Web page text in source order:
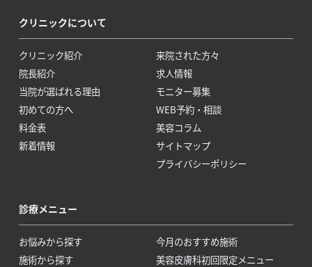
クリニックについて
クリニック紹介
院長紹介
当院が選ばれる理由
初めての方へ
料金表
新着情報
来院された方々
求人情報
モニター募集
WEB予約・相談
美容コラム
サイトマップ
プライバシーポリシー
診療メニュー
お悩みから探す
施術から探す
今月のおすすめ施術
美容皮膚科初回限定メニュー